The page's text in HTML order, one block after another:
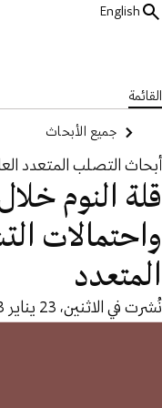
English
القائمة
جميع الأبحاث
أبحاث التصلب المتعدد
قلة النوم
واحتمالات
المتعدد
نُشرت في الاثنين، 23 يناير 2023